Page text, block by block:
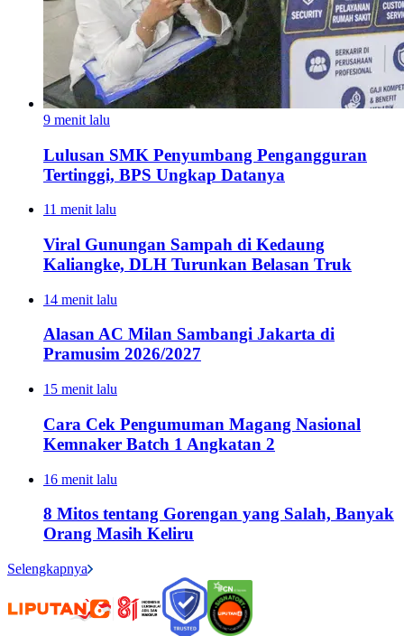
9 menit lalu
Lulusan SMK Penyumbang Pengangguran
Tertinggi, BPS Ungkap Datanya
11 menit lalu
Viral Gunungan Sampah di Kedaung
Kaliangke, DLH Turunkan Belasan Truk
14 menit lalu
Alasan AC Milan Sambangi Jakarta di
Pramusim 2026/2027
15 menit lalu
Cara Cek Pengumuman Magang Nasional
Kemnaker Batch 1 Angkatan 2
16 menit lalu
8 Mitos tentang Gorengan yang Salah, Banyak
Orang Masih Keliru
Selengkapnya